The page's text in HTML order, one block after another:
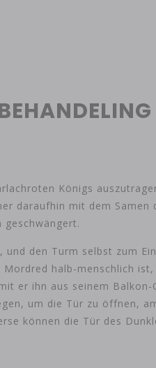
Königs
daraufhin mit dem
den Turm selbst zum
halb-menschlich
er ihn aus seinem
um die Tür zu öffnen,
können die Tür des